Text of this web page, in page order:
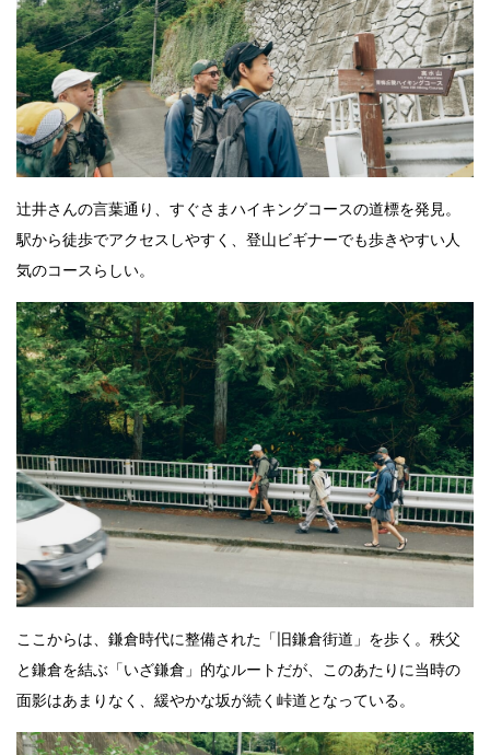
辻井さんの言葉通り、すぐさまハイキングコースの道標を発見。
駅から徒歩でアクセスしやすく、登山ビギナーでも歩きやすい人
気のコースらしい。
ここからは、鎌倉時代に整備された「旧鎌倉街道」を歩く。秩父
と鎌倉を結ぶ「いざ鎌倉」的なルートだが、このあたりに当時の
面影はあまりなく、緩やかな坂が続く峠道となっている。